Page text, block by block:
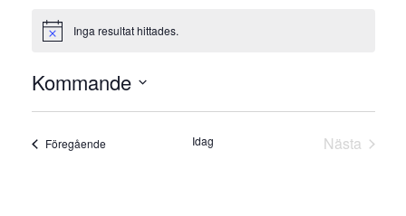
Notis Inga resultat hittades.
Kommande
Välj
FöregåendeEvenemang Idag
Nästa